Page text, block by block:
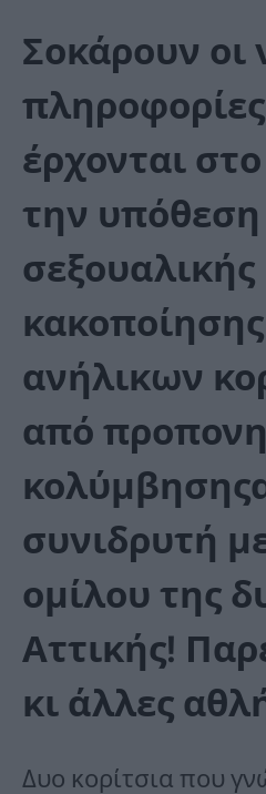
Σοκάρουν οι
έρχονται
την υπόθεση
σεξουαλικής
ανήλικων
από
συνιδρυτή
ομίλου της
Αττικής!
κι άλλες
Δυο κορίτσια που